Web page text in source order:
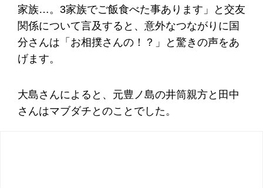
家族…。3家族でご飯食べた事あります」と交友
関係について言及すると、意外なつながりに国
分さんは「お相撲さんの！？」と驚きの声をあ
げます。
大島さんによると、元豊ノ島の井筒親方と田中
さんはマブダチとのことでした。